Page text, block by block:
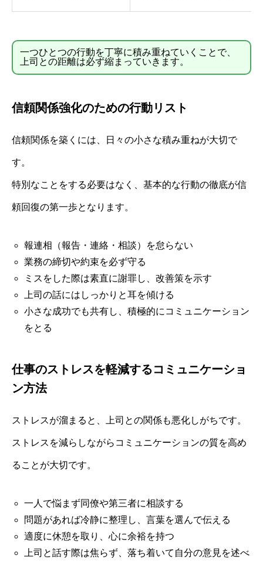
一つひとつの行動を丁寧に積み重ねていくことで、
上司との距離は必ず縮まっていきます。
信頼関係強化のための行動リスト
信頼関係を築くには、日々の小さな積み重ねが大切で
す。
特別なことをする必要はなく、基本的な行動の徹底が信
頼回復の第一歩となります。
報連相（報告・連絡・相談）を怠らない
業務の締切や約束を必ず守る
ミスをした際は素直に謝罪し、改善策を示す
上司の話にはしっかりと耳を傾ける
小さな成功でも共有し、積極的にコミュニケーション
をとる
仕事のストレスを軽減するコミュニケーショ
ン方法
ストレスが溜まると、上司との関係も悪化しがちです。
ストレスを減らしながらコミュニケーションの質を高め
ることが大切です。
一人で悩まず同僚や第三者に相談する
問題があれば冷静に整理し、言葉を選んで伝える
適度に休憩を取り、心に余裕を持つ
上司と話す際は焦らず、落ち着いて自分の意見を述べ